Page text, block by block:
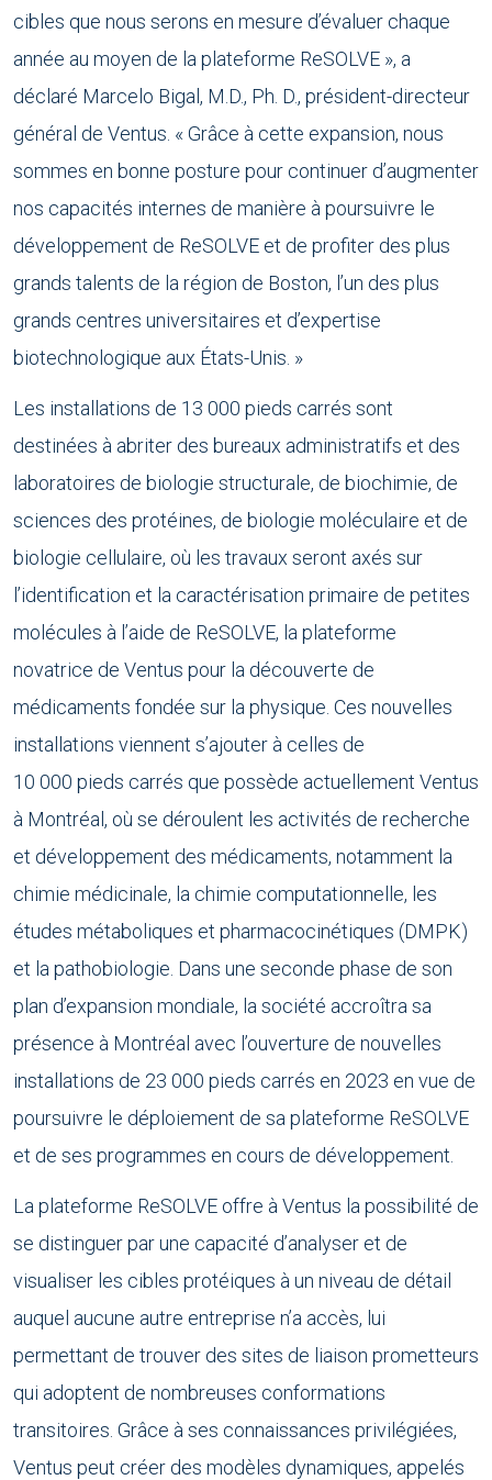
cibles que nous serons en mesure d’évaluer chaque
année au moyen de la plateforme ReSOLVE », a
déclaré Marcelo Bigal, M.D., Ph. D., président-directeur
général de Ventus. « Grâce à cette expansion, nous
sommes en bonne posture pour continuer d’augmenter
nos capacités internes de manière à poursuivre le
développement de ReSOLVE et de profiter des plus
grands talents de la région de Boston, l’un des plus
grands centres universitaires et d’expertise
biotechnologique aux États-Unis. »
Les installations de 13 000 pieds carrés sont
destinées à abriter des bureaux administratifs et des
laboratoires de biologie structurale, de biochimie, de
sciences des protéines, de biologie moléculaire et de
biologie cellulaire, où les travaux seront axés sur
l’identification et la caractérisation primaire de petites
molécules à l’aide de ReSOLVE, la plateforme
novatrice de Ventus pour la découverte de
médicaments fondée sur la physique. Ces nouvelles
installations viennent s’ajouter à celles de
10 000 pieds carrés que possède actuellement Ventus
à Montréal, où se déroulent les activités de recherche
et développement des médicaments, notamment la
chimie médicinale, la chimie computationnelle, les
études métaboliques et pharmacocinétiques (DMPK)
et la pathobiologie. Dans une seconde phase de son
plan d’expansion mondiale, la société accroîtra sa
présence à Montréal avec l’ouverture de nouvelles
installations de 23 000 pieds carrés en 2023 en vue de
poursuivre le déploiement de sa plateforme ReSOLVE
et de ses programmes en cours de développement.
La plateforme ReSOLVE offre à Ventus la possibilité de
se distinguer par une capacité d’analyser et de
visualiser les cibles protéiques à un niveau de détail
auquel aucune autre entreprise n’a accès, lui
permettant de trouver des sites de liaison prometteurs
qui adoptent de nombreuses conformations
transitoires. Grâce à ses connaissances privilégiées,
Ventus peut créer des modèles dynamiques, appelés